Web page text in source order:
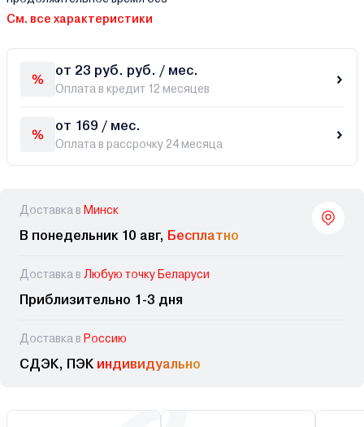
См. все характеристики
от 23 руб. руб. / мес.
Оплата в кредит 12 месяцев
от 169 / мес.
Оплата в рассрочку 24 месяца
Доставка в Минск
В понедельник 10 авг, Бесплатно
Доставка в Любую точку Беларуси
Приблизительно 1-3 дня
Доставка в Россию
СДЭК, ПЭК индивидуально